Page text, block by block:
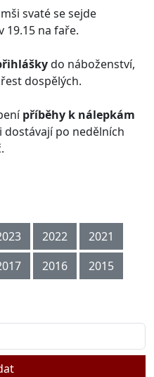
svaté se sejde
19.15 na faře.
do náboženství,
dospělých.
příběhy k nálepkám
dostávají po nedělních
2022
2021
2016
2015